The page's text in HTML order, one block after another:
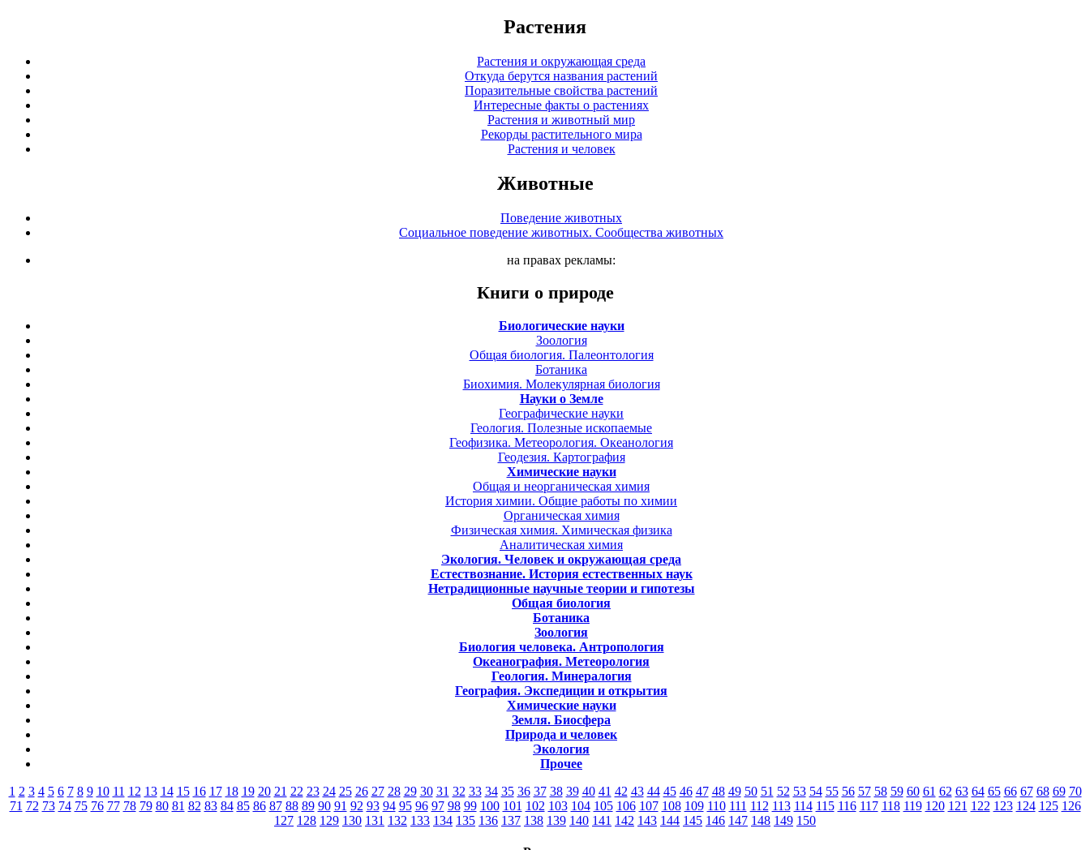
Растения
Растения и окружающая среда
Откуда берутся названия растений
Поразительные свойства растений
Интересные факты о растениях
Растения и животный мир
Рекорды растительного мира
Растения и человек
Животные
Поведение животных
Социальное поведение животных. Сообщества животных
на правах рекламы:
Книги о природе
Биологические науки
Зоология
Общая биология. Палеонтология
Ботаника
Биохимия. Молекулярная биология
Науки о Земле
Географические науки
Геология. Полезные ископаемые
Геофизика. Метеорология. Океанология
Геодезия. Картография
Химические науки
Общая и неорганическая химия
История химии. Общие работы по химии
Органическая химия
Физическая химия. Химическая физика
Аналитическая химия
Экология. Человек и окружающая среда
Естествознание. История естественных наук
Нетрадиционные научные теории и гипотезы
Общая биология
Ботаника
Зоология
Биология человека. Антропология
Океанография. Метеорология
Геология. Минералогия
География. Экспедиции и открытия
Химические науки
Земля. Биосфера
Природа и человек
Экология
Прочее
1 2 3 4 5 6 7 8 9 10 11 12 13 14 15 16 17 18 19 20 21 22 23 24 25 26 27 28 29 30 31 32 33 34 35 36 37 38 39 40 41 42 43 44 45 46 47 48 49 50 51 52 53 54 55 56 57 58 59 60 61 62 63 64 65 66 67 68 69 70
71 72 73 74 75 76 77 78 79 80 81 82 83 84 85 86 87 88 89 90 91 92 93 94 95 96 97 98 99 100 101 102 103 104 105 106 107 108 109 110 111 112 113 114 115 116 117 118 119 120 121 122 123 124 125 126
127 128 129 130 131 132 133 134 135 136 137 138 139 140 141 142 143 144 145 146 147 148 149 150